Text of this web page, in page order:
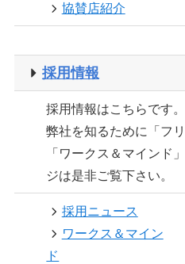
協賛店紹介
採用情報
採用情報はこちらです。
弊社を知るために「フ
「ワークス＆マインド
ジは是非ご覧下さい。
採用ニュース
ワークス＆マイン
ド